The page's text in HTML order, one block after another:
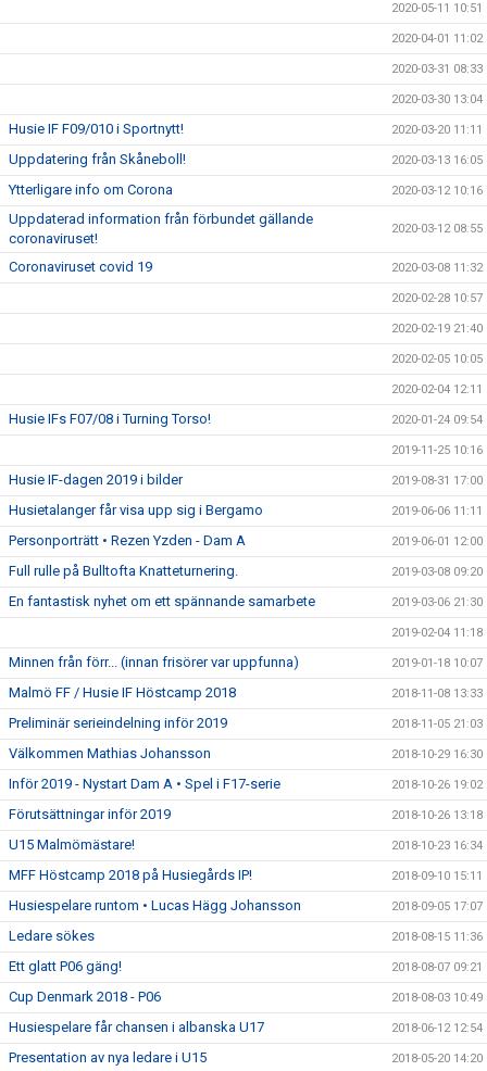
2020-05-11 10:51
2020-04-01 11:02
2020-03-31 08:33
2020-03-30 13:04
Husie IF F09/010 i Sportnytt! 2020-03-20 11:11
Uppdatering från Skåneboll! 2020-03-13 16:05
Ytterligare info om Corona 2020-03-12 10:16
Uppdaterad information från förbundet gällande
coronaviruset!
2020-03-12 08:55
Coronaviruset covid 19 2020-03-08 11:32
2020-02-28 10:57
2020-02-19 21:40
2020-02-05 10:05
2020-02-04 12:11
Husie IFs F07/08 i Turning Torso! 2020-01-24 09:54
2019-11-25 10:16
Husie IF-dagen 2019 i bilder 2019-08-31 17:00
Husietalanger får visa upp sig i Bergamo 2019-06-06 11:11
Personporträtt • Rezen Yzden - Dam A 2019-06-01 12:00
Full rulle på Bulltofta Knatteturnering. 2019-03-08 09:20
En fantastisk nyhet om ett spännande samarbete 2019-03-06 21:30
2019-02-04 11:18
Minnen från förr... (innan frisörer var uppfunna) 2019-01-18 10:07
Malmö FF / Husie IF Höstcamp 2018 2018-11-08 13:33
Preliminär serieindelning inför 2019 2018-11-05 21:03
Välkommen Mathias Johansson 2018-10-29 16:30
Inför 2019 - Nystart Dam A • Spel i F17-serie 2018-10-26 19:02
Förutsättningar inför 2019 2018-10-26 13:18
U15 Malmömästare! 2018-10-23 16:34
MFF Höstcamp 2018 på Husiegårds IP! 2018-09-10 15:11
Husiespelare runtom • Lucas Hägg Johansson 2018-09-05 17:07
Ledare sökes 2018-08-15 11:36
Ett glatt P06 gäng! 2018-08-07 09:21
Cup Denmark 2018 - P06 2018-08-03 10:49
Husiespelare får chansen i albanska U17 2018-06-12 12:54
Presentation av nya ledare i U15 2018-05-20 14:20